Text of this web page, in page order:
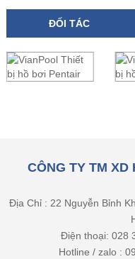
ĐỐI TÁC
CÔNG TY TM XD
Địa Chỉ : 22 Nguyễn Bỉnh
Điện thoại: 028
Hotline / zalo :